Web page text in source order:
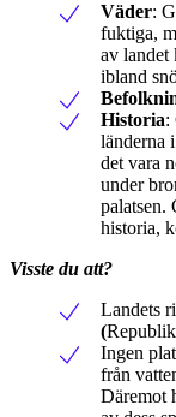
Väder:
fuktiga,
av landet
ibland
Historia:
länderna
det vara
under
palatsen.
historia,
Visste du att?
Landets
(
Ingen
från
Däremot